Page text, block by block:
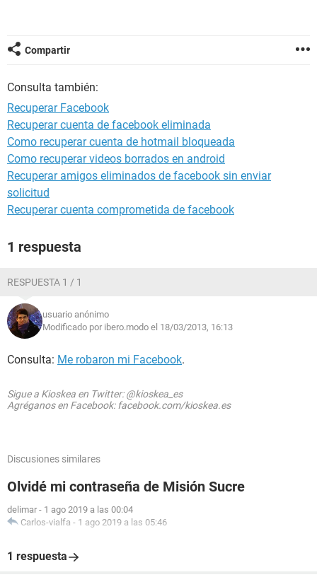
Compartir
Consulta también:
Recuperar Facebook
Recuperar cuenta de facebook eliminada
Como recuperar cuenta de hotmail bloqueada
Como recuperar videos borrados en android
Recuperar amigos eliminados de facebook sin enviar
solicitud
Recuperar cuenta comprometida de facebook
1 respuesta
RESPUESTA 1 / 1
usuario anónimo
Modificado por ibero.modo el 18/03/2013, 16:13
Consulta: Me robaron mi Facebook.
Sigue a Kioskea en Twitter: @kioskea_es
Agréganos en Facebook: facebook.com/kioskea.es
Discusiones similares
Olvidé mi contraseña de Misión Sucre
delimar - 1 ago 2019 a las 00:04
Carlos-vialfa - 1 ago 2019 a las 05:46
1 respuesta